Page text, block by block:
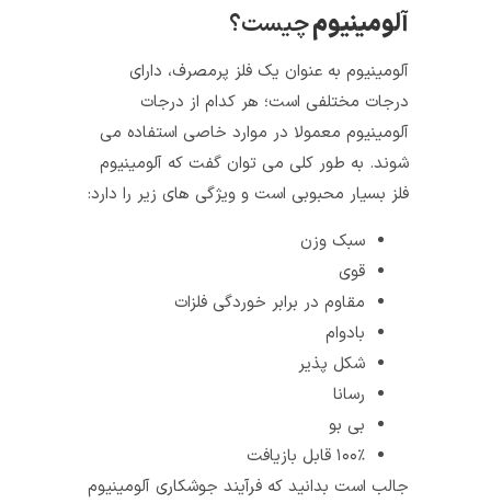
آلومینیومچیست؟
آلومینیوم به عنوان یک فلز پرمصرف، دارای
درجات مختلفی است؛ هر کدام از درجات
آلومینیوم معمولا در موارد خاصی استفاده می‌
شوند. به طور کلی می‌ توان گفت که آلومینیوم
فلز بسیار محبوبی است و ویژگی های زیر را دارد:
سبک وزن
مقاوم در برابر خوردگی فلزات
شکل‌ پذیر
جالب است بدانید که فرآیند جوشکاری آلومینیوم